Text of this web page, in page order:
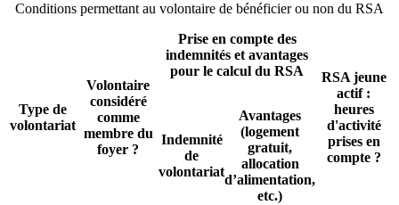
Conditions permettant au volontaire de bénéficier ou non du RSA
Type de
volontariat
Volontaire
considéré
comme
membre du
foyer ?
Prise en compte des
indemnités et avantages
pour le calcul du RSA
RSA jeune
actif :
heures
d'activité
prises en
compte ?
Indemnité
de
volontariat
Avantages
(logement
gratuit,
allocation
d’alimentation,
etc.)